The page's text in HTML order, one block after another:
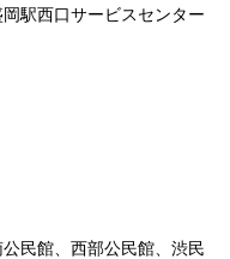
駅西口サービスセンター
民館、西部公民館、渋民